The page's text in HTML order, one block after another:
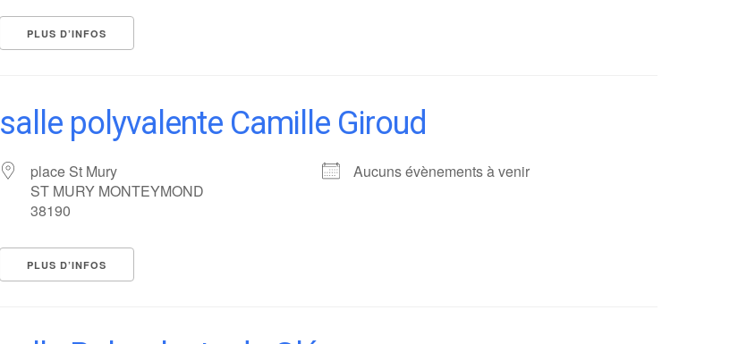
PLUS D’INFOS
salle polyvalente Camille Giroud
place St Mury
ST MURY MONTEYMOND
38190
Aucuns évènements à venir
PLUS D’INFOS